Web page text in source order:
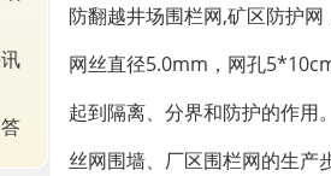
防翻越井场围栏网,矿区防护
网丝直径5.0mm，网孔
起到隔离、分界和防护的作用
丝网围墙、厂区围栏网的生产